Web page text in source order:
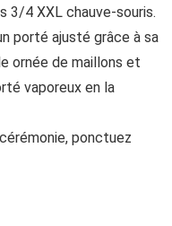
3/4 XXL chauve-souris.
porté ajusté grâce à sa
ornée de maillons et
vaporeux en la
ponctuez